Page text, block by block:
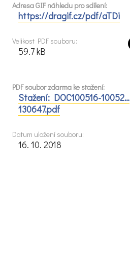
Adresa GIF náhledu pro sdílení:
https://dragif.cz/pdf/aTDi
Velikost PDF souboru:
59.7 kB
PDF soubor zdarma ke stažení:
Stažení: DOC100516-10052…
130647.pdf
Datum uložení souboru:
16. 10. 2018